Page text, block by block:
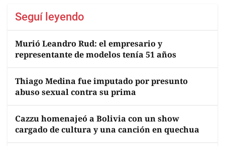
Seguí leyendo
Murió Leandro Rud: el empresario y
representante de modelos tenía 51 años
Thiago Medina fue imputado por presunto
abuso sexual contra su prima
Cazzu homenajeó a Bolivia con un show
cargado de cultura y una canción en quechua